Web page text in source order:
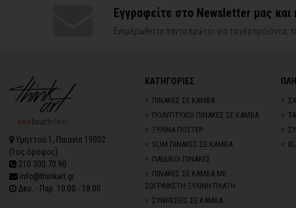
Εγγραφείτε στο Newsletter μας και
Ενημερωθείτε πάντα πρώτοι για τα νέα προϊόντα,
Υμηττού 1, Παιανία 19002
(1ος όροφος)
210.300.70.90
info@thinkart.gr
Δευ. - Παρ. 10:00 - 18:00
ΚΑΤΗΓΟΡΙΕΣ
ΠΙΝΑΚΕΣ ΣΕ ΚΑΜΒΑ
ΠΟΛΥΠΤΥΧΟΙ ΠΙΝΑΚΕΣ ΣΕ ΚΑΜΒΑ
ΞΥΛΙΝΑ ΠΟΣΤΕΡ
SLIM ΠΙΝΑΚΕΣ ΣΕ ΚΑΜΒΑ
ΠΑΙΔΙΚΟΙ ΠΙΝΑΚΕΣ
ΠΙΝΑΚΕΣ ΣΕ ΚΑΜΒΑ ΜΕ
ΖΩΓΡΑΦΙΣΤΗ ΞΥΛΙΝΗ ΠΛΑΤΗ
ΣΥΝΘΕΣΕΙΣ ΣΕ ΚΑΜΒΑ